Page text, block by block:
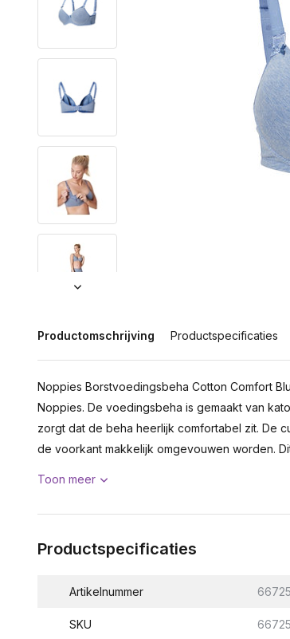
Productomschrijving Productspecificaties
Noppies Borstvoedingsbeha Cotton Comfort
Noppies. De voedingsbeha is gemaakt van
zorgt dat de beha heerlijk comfortabel zit. De
de voorkant makkelijk omgevouwen worden.
Toon meer
Productspecificaties
Artikelnummer
SKU